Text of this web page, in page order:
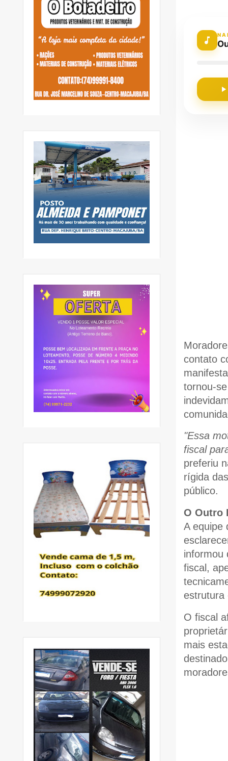
contato
tornou-
"Essa
fiscal
preferiu
rígida
público.
O Outro
A equipe
informou
fiscal,
estrutura
O fiscal
mais